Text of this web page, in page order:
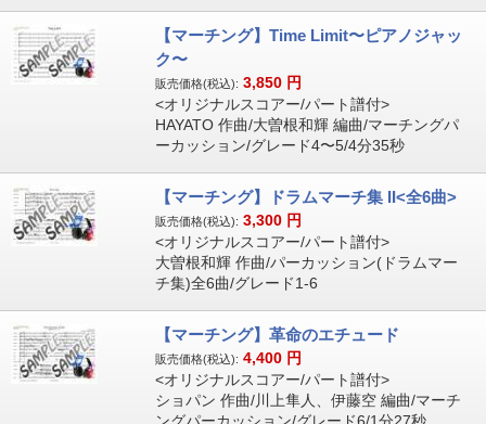
【マーチング】Time Limit〜ピアノジャッ
ク〜
販売価格(税込): 3,850 円
<オリジナルスコアー/パート譜付>
HAYATO 作曲/大曽根和輝 編曲/マーチングパ
ーカッション/グレード4〜5/4分35秒
【マーチング】ドラムマーチ集 II<全6曲>
販売価格(税込): 3,300 円
<オリジナルスコアー/パート譜付>
大曽根和輝 作曲/パーカッション(ドラムマー
チ集)全6曲/グレード1-6
【マーチング】革命のエチュード
販売価格(税込): 4,400 円
<オリジナルスコアー/パート譜付>
ショパン 作曲/川上隼人、伊藤空 編曲/マーチ